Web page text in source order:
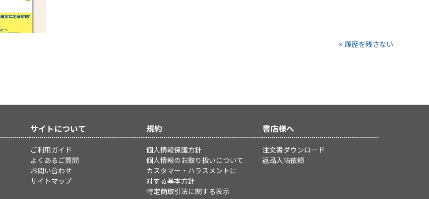
履歴を残さない
サイトについて
ご利用ガイド
よくあるご質問
お問い合わせ
サイトマップ
規約
個人情報保護方針
個人情報のお取り扱いについて
カスタマー・ハラスメントに
対する基本方針
特定商取引法に関する表示
書店様へ
注文書ダウンロード
返品入帖依頼